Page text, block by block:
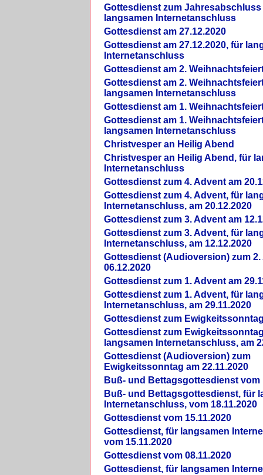
Gottesdienst zum Jahresabschluss
langsamen Internetanschluss
Gottesdienst am 27.12.2020
Gottesdienst am 27.12.2020, für
Internetanschluss
Gottesdienst am 2.
Gottesdienst am 2.
langsamen Internetanschluss
Gottesdienst am 1.
Gottesdienst am 1.
langsamen Internetanschluss
Christvesper an Heilig Abend
Christvesper an Heilig Abend, für
Internetanschluss
Gottesdienst zum 4. Advent am
Gottesdienst zum 4. Advent, für
Internetanschluss, am 20.12.2020
Gottesdienst zum 3. Advent am
Gottesdienst zum 3. Advent, für
Internetanschluss, am 12.12.2020
Gottesdienst (Audioversion) zum 2.
06.12.2020
Gottesdienst zum 1. Advent am
Gottesdienst zum 1. Advent, für
Internetanschluss, am 29.11.2020
Gottesdienst zum
Gottesdienst zum
langsamen Internetanschluss, am
Gottesdienst (Audioversion) zum
Ewigkeitssonntag am 22.11.2020
Buß- und Bettagsgottesdienst vom
Buß- und Bettagsgottesdienst, für
Internetanschluss, vom 18.11.2020
Gottesdienst vom 15.11.2020
Gottesdienst, für langsamen
vom 15.11.2020
Gottesdienst vom 08.11.2020
Gottesdienst, für langsamen